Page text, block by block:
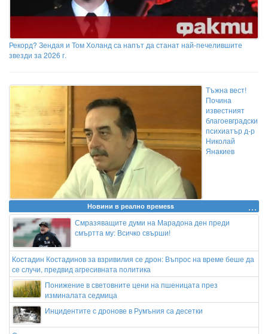
Рекорд? Зендая и Том Холанд са напът да станат най-печелившите
звезди за 2026 г.
Тъжна вест!
Почина
известният
благоевградски
психиатър д-р
Николай
Янакиев
Новини в реално времеss
Смразяващите думи на Марадона ден преди
смъртта му: Всичко свърши!
Костадин Костадинов за взривилия се дрон: Въпрос на време беше да
се случи, предвид агресивната политика
Понижение в световните цени на пшеницата през
изминалата седмица
Инцидентите с дронове в Румъния са десетки